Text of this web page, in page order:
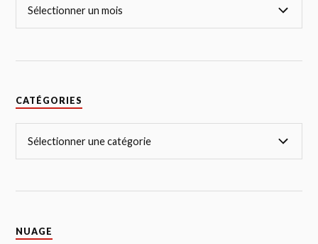
CATÉGORIES
NUAGE